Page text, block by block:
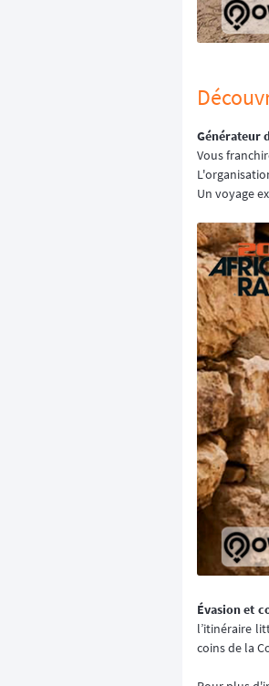
Générateur
Vous
Un voyage
Évasion et
l’itinéraire
coins de la